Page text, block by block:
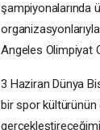
şampiyonalarında
Angeles Olimpiyat
3 Haziran Dünya
bir spor kültürünün